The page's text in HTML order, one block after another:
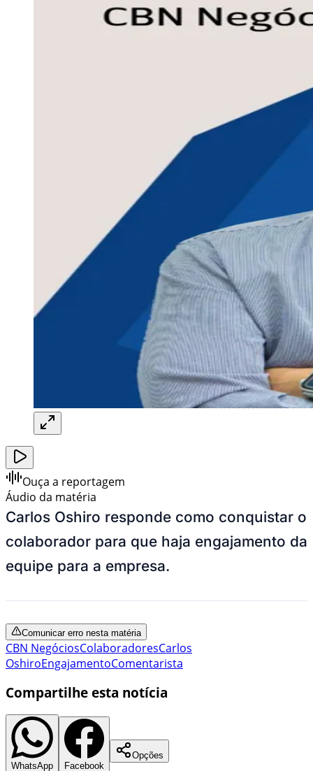
Ouça a reportagem
Áudio da matéria
Carlos Oshiro responde como conquistar o
colaborador para que haja engajamento da
equipe para a empresa.
Comunicar erro nesta matéria
CBN NegóciosColaboradoresCarlos
OshiroEngajamentoComentarista
Compartilhe esta notícia
WhatsApp Facebook
Opções